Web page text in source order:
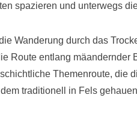
spazieren und unterwegs
Wanderung durch das
Route entlang mäandernder
Themenroute, die
traditionell in Fels